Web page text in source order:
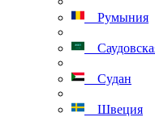
Румыния
Судан
Швеция